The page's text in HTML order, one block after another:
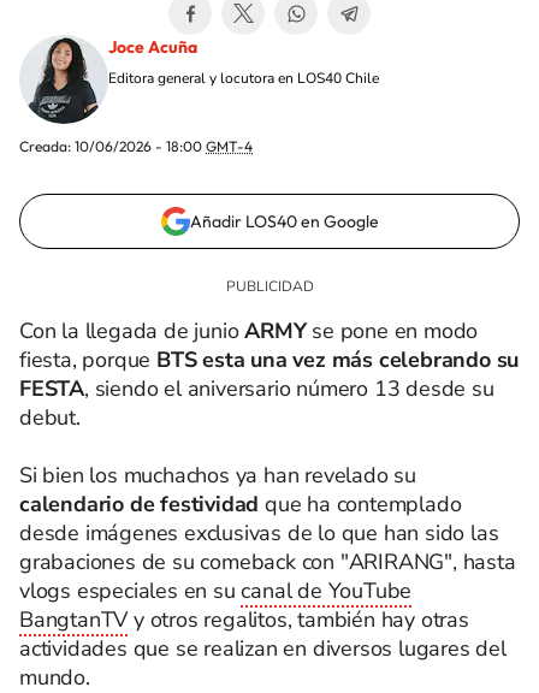
Joce Acuña
Editora general y locutora en LOS40 Chile
Creada: 10/06/2026 - 18:00 GMT-4
Añadir LOS40 en Google
Con la llegada de junioARMYse pone en modo
fiesta, porque BTS esta una vez más celebrando su
FESTA, siendo el aniversario número 13 desde su
debut.
Si bien los muchachos ya han revelado su
calendario de festividad que ha contemplado
desde imágenes exclusivas de lo que han sido las
grabaciones de su comeback con "ARIRANG", hasta
vlogs especiales en sucanal de YouTube
BangtanTVy otros regalitos, también hay otras
actividades que se realizan en diversos lugares del
mundo.